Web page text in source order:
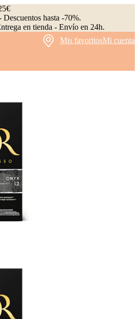
hasta -70%.
en tienda - Envío en 24h.
Mis favoritosMi cuenta